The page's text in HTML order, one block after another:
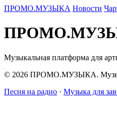
ПРОМО.МУЗЫКА Новости
Музыкальная платформа для
© 2026 ПРОМО.МУЗЫКА.
Песня на радио · Музыка для